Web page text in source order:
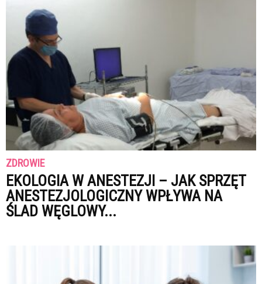
ZDROWIE
EKOLOGIA W ANESTEZJI – JAK SPRZĘT
ANESTEZJOLOGICZNY WPŁYWA NA
ŚLAD WĘGLOWY...